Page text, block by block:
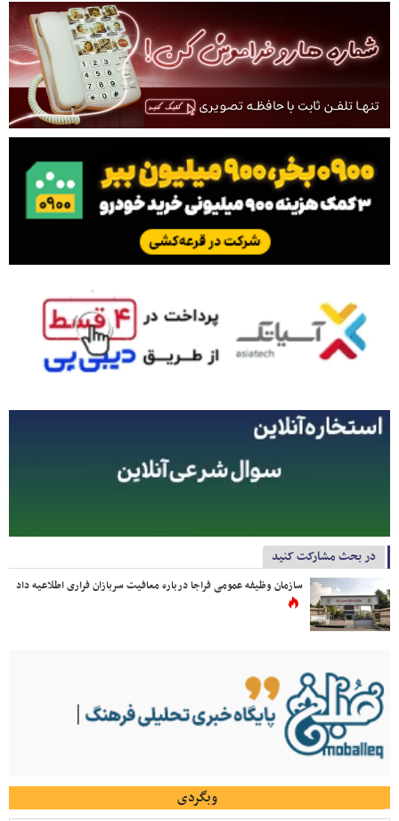
در بحث مشارکت کنید
سازمان وظیفه عمومی فراجا درباره معافیت سربازان فراری اطلاعیه داد
وبگردی